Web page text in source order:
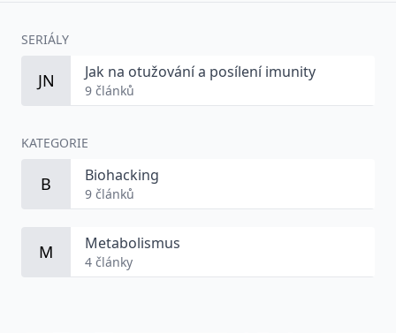
SERIÁLY
JN Jak na otužování a posílení imunity
9 článků
KATEGORIE
B Biohacking
9 článků
M Metabolismus
4 články